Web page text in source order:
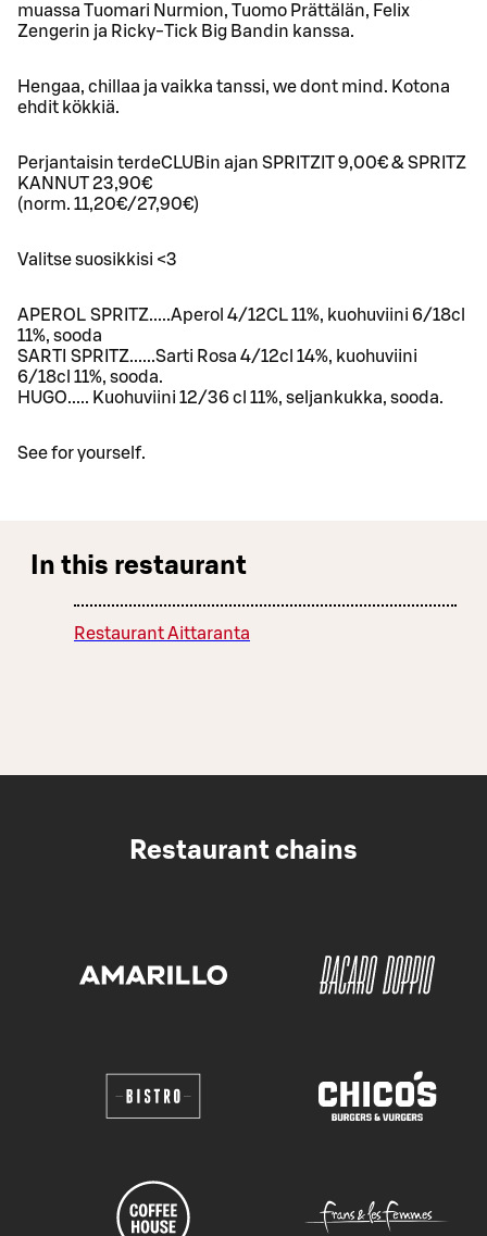
muassa Tuomari Nurmion, Tuomo Prättälän, Felix
Zengerin ja Ricky-Tick Big Bandin kanssa.
Hengaa, chillaa ja vaikka tanssi, we dont mind. Kotona
ehdit kökkiä.
Perjantaisin terdeCLUBin ajan SPRITZIT 9,00€ & SPRITZ
KANNUT 23,90€
(norm. 11,20€/27,90€)
Valitse suosikkisi <3
APEROL SPRITZ.....Aperol 4/12CL 11%, kuohuviini 6/18cl
11%, sooda
SARTI SPRITZ......Sarti Rosa 4/12cl 14%, kuohuviini
6/18cl 11%, sooda.
HUGO..... Kuohuviini 12/36 cl 11%, seljankukka, sooda.
See for yourself.
In this restaurant
Restaurant Aittaranta
Restaurant chains